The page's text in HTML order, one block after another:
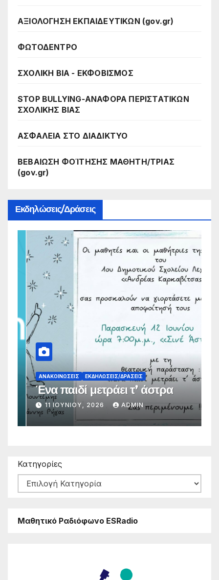
ΑΞΙΟΛΟΓΗΣΗ ΕΚΠΑΙΔΕΥΤΙΚΩΝ (gov.gr)
ΦΩΤΟΔΕΝΤΡΟ
ΣΧΟΛΙΚΗ ΒΙΑ - ΕΚΦΟΒΙΣΜΟΣ
STOP BULLYING-ΑΝΑΦΟΡΑ ΠΕΡΙΣΤΑΤΙΚΩΝ
ΣΧΟΛΙΚΗΣ ΒΙΑΣ
ΑΣΦΑΛΕΙΑ ΣΤΟ ΔΙΑΔΙΚΤΥΟ
ΒΕΒΑΙΩΣΗ ΦΟΊΤΗΣΗΣ ΜΑΘΗΤΗ/ΤΡΙΑΣ
(gov.gr)
Εκδηλώσεις/Δράσεις
ΑΝΑΚΟΙΝΏΣΕΙΣ ΕΚΔΗΛΏΣΕΙΣ/ΔΡΆΣΕΙΣ
Ένα παιδί μετράει τ’ άστρα
11 ΙΟΥΝΊΟΥ, 2026 ADMIN
Κατηγορίες
Μαθητικό Ραδιόφωνο ESRadio